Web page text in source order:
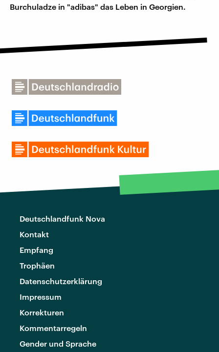
Burchuladze in "adibas" das Leben in Georgien.
Deutschlandfunk Nova
Kontakt
Empfang
Trophäen
Datenschutzerklärung
Impressum
Korrekturen
Kommentarregeln
Gender und Sprache